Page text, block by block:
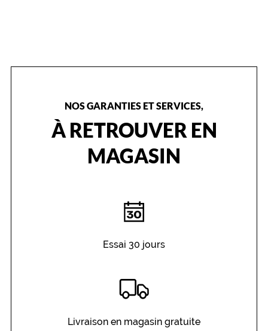
NOS GARANTIES ET SERVICES,
À RETROUVER EN
MAGASIN
Essai 30 jours
Livraison en magasin gratuite